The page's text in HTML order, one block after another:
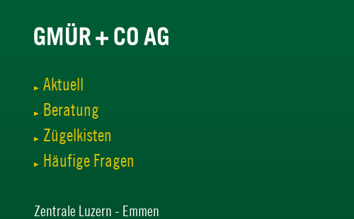
Aktuell
Beratung
Zügelkisten
Häufige Fragen
Zentrale Luzern - Emmen